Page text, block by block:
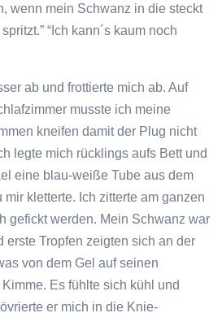
wenn mein Schwanz in die steckt
“Ich kann´s kaum noch
ab und frottierte mich ab. Auf
musste ich meine
kneifen damit der Plug nicht
legte mich rücklings aufs Bett und
eine blau-weiße Tube aus dem
kletterte. Ich zitterte am ganzen
gefickt werden. Mein Schwanz war
erste Tropfen zeigten sich an der
von dem Gel auf seinen
Es fühlte sich kühl und
er mich in die Knie-